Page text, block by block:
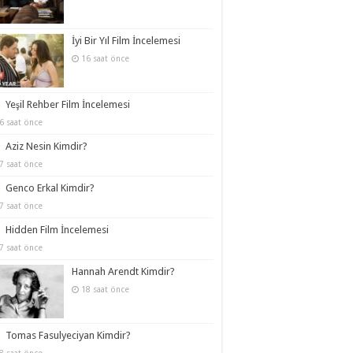
İyi Bir Yıl Film İncelemesi
16 saat önce
Yeşil Rehber Film İncelemesi
saat önce
Aziz Nesin Kimdir?
saat önce
Genco Erkal Kimdir?
saat önce
Hidden Film İncelemesi
saat önce
Hannah Arendt Kimdir?
18 saat önce
Tomas Fasulyeciyan Kimdir?